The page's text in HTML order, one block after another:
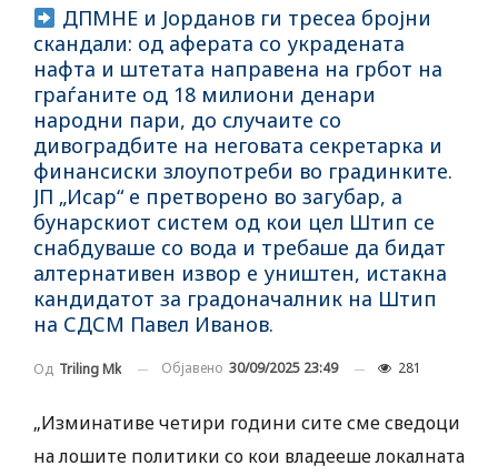
ДПМНЕ и Јорданов ги тресеа бројни
скандали: од аферата со украдената
нафта и штетата направена на грбот на
граѓаните од 18 милиони денари
народни пари, до случаите со
дивоградбите на неговата секретарка и
финансиски злоупотреби во градинките.
ЈП „Исар“ е претворено во загубар, а
бунарскиот систем од кои цел Штип се
снабдуваше со вода и требаше да бидат
алтернативен извор е уништен, истакна
кандидатот за градоначалник на Штип
на СДСМ Павел Иванов.
Од Triling Mk Објавено 30/09/2025 23:49 281
„Изминативе четири години сите сме сведоци
на лошите политики со кои владееше локалната